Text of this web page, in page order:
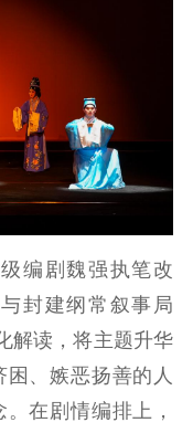
新闻发布
牌栏目
文化传承
文化产业
紫艺舞台
编剧魏强执笔改
封建纲常叙事局
解读，将主题升华
、嫉恶扬善的人
在剧情编排上，